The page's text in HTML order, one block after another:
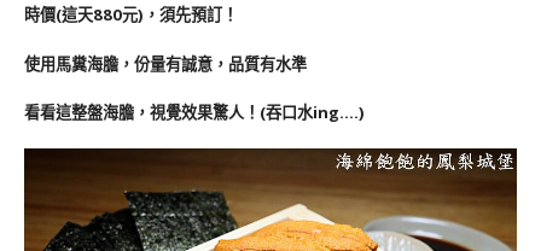
時價(這天880元)，須先預訂！
使用馬糞海膽，份量有誠意，品質有水準
看看這整盤海膽，視覺效果驚人！(吞口水ing….)